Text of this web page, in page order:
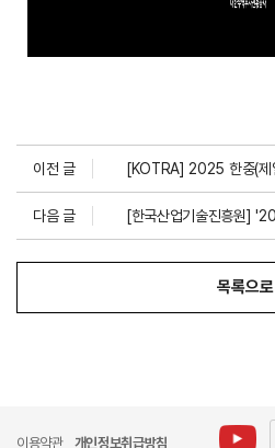
이전 글
다음 글
목록으로
이용약관 개인정보취급방침